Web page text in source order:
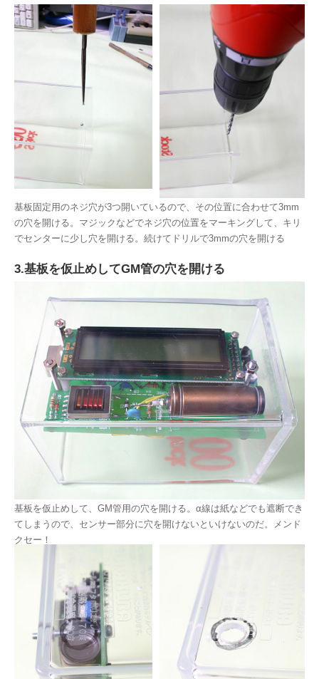
基板固定用のネジ穴が3つ開いているので、その位置に合わせて3mm
の穴を開ける。マジックなどでネジ穴の位置をマーキングして、キリ
でセンターに少し穴を開ける。続けてドリルで3mmの穴を開ける
3.基板を仮止めしてGM管の穴を開ける
基板を仮止めして、GM管用の穴を開ける。α線は紙などでも遮断でき
てしまうので、センサー部分に穴を開けないといけないのだ。メンド
クセー！